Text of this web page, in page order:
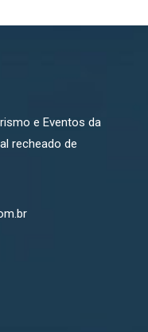
e Eventos da
recheado de